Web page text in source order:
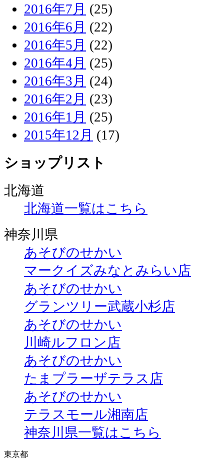
2016年7月 (25)
2016年6月 (22)
2016年5月 (22)
2016年4月 (25)
2016年3月 (24)
2016年2月 (23)
2016年1月 (25)
2015年12月 (17)
ショップリスト
北海道
北海道一覧はこちら
神奈川県
あそびのせかい
マークイズみなとみらい店
あそびのせかい
グランツリー武蔵小杉店
あそびのせかい
川崎ルフロン店
あそびのせかい
たまプラーザテラス店
あそびのせかい
テラスモール湘南店
神奈川県一覧はこちら
東京都